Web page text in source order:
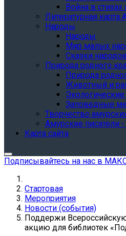
Война в стихах
Литературная карта
Народы
Народы
Мир малых
Сказки
Природа родного
Природа
Животный и
Заповедные
Творчество
Амурские писатели
Карта сайта
Подписывайтесь на нас в
Стартовая
Мероприятия
Новости (события)
Поддержи
акцию для библиотек